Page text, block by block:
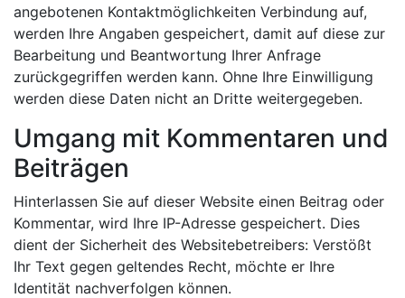
angebotenen Kontaktmöglichkeiten Verbindung auf,
werden Ihre Angaben gespeichert, damit auf diese zur
Bearbeitung und Beantwortung Ihrer Anfrage
zurückgegriffen werden kann. Ohne Ihre Einwilligung
werden diese Daten nicht an Dritte weitergegeben.
Umgang mit Kommentaren und
Beiträgen
Hinterlassen Sie auf dieser Website einen Beitrag oder
Kommentar, wird Ihre IP-Adresse gespeichert. Dies
dient der Sicherheit des Websitebetreibers: Verstößt
Ihr Text gegen geltendes Recht, möchte er Ihre
Identität nachverfolgen können.